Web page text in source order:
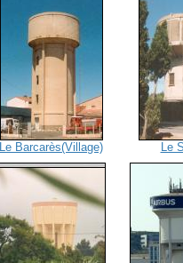
Le Barcarès(Village) Le